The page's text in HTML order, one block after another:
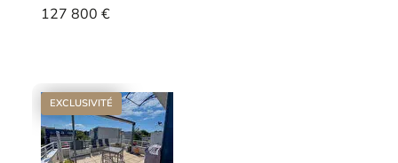
127 800 €
EXCLUSIVITÉ